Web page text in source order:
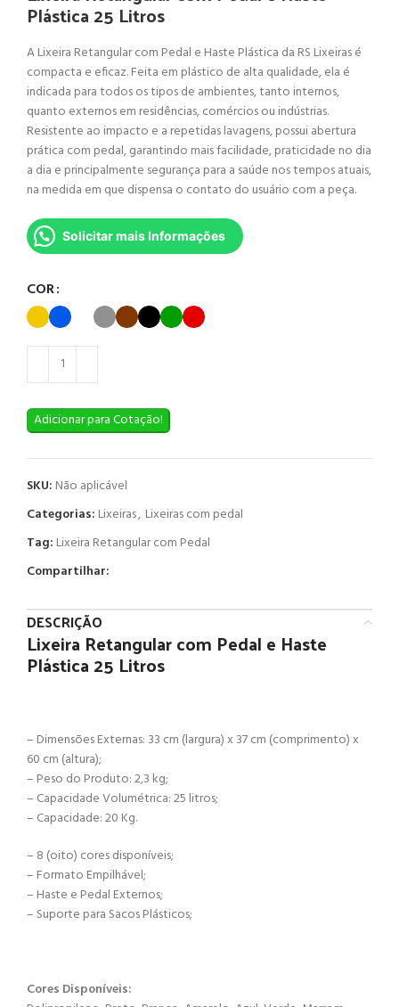
Plástica 25 Litros
A Lixeira Retangular com Pedal e Haste Plástica da RS Lixeiras é
compacta e eficaz. Feita em plástico de alta qualidade, ela é
indicada para todos os tipos de ambientes, tanto internos,
quanto externos em residências, comércios ou indústrias.
Resistente ao impacto e a repetidas lavagens, possui abertura
prática com pedal, garantindo mais facilidade, praticidade no dia
a dia e principalmente segurança para a saúde nos tempos atuais,
na medida em que dispensa o contato do usuário com a peça.
Solicitar mais Informações
COR
Adicionar para Cotação!
SKU: Não aplicável
Categorias: Lixeiras, Lixeiras com pedal
Tag: Lixeira Retangular com Pedal
Compartilhar:
DESCRIÇÃO
Lixeira Retangular com Pedal e Haste
Plástica 25 Litros
– Dimensões Externas: 33 cm (largura) x 37 cm (comprimento) x
60 cm (altura);
– Peso do Produto: 2,3 kg;
– Capacidade Volumétrica: 25 litros;
– Capacidade: 20 Kg.
– 8 (oito) cores disponíveis;
– Formato Empilhável;
– Haste e Pedal Externos;
– Suporte para Sacos Plásticos;
Cores Disponíveis: